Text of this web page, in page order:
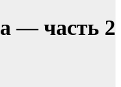
— часть 2